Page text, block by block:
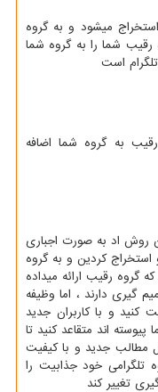
میشود و به گروه
رقیب شما را به گروه شما
است
به گروه شما اضافه
روش اد به صورت اجباری
کردین و به گروه
گروه رقیب ارائه میداده
دارند ، اما وظیفه
و با کاربران جدید
اند متقاعد کنید تا
مطالب جدید و با کیفیت
تلگرامی خود جذابیت را
تغییر کند